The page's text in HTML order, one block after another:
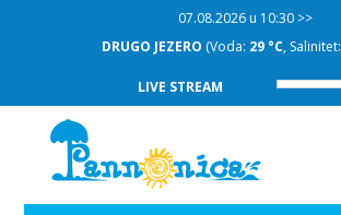
07.08.2026 u 10:30 >>
DRUGO JEZERO (Voda: 29 °C, Salinitet:
LIVE STREAM